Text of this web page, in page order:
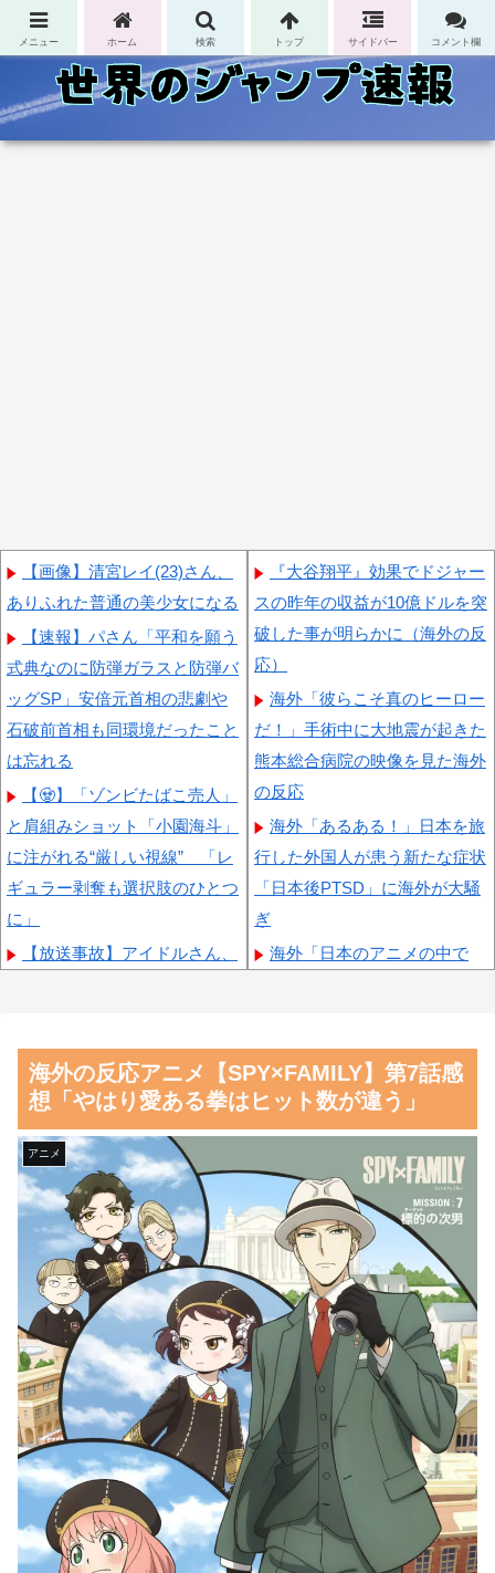
コンテンツへスキップ
【画像】清宮レイ(23)さん、
ありふれた普通の美少女になる
【速報】パさん「平和を願う
式典なのに防弾ガラスと防弾バ
ッグSP」安倍元首相の悲劇や
石破前首相も同環境だったこと
は忘れる
【🧟】「ゾンビたばこ売人」
と肩組みショット「小園海斗」
に注がれる“厳しい視線” 「レ
ギュラー剥奪も選択肢のひとつ
に」
【放送事故】アイドルさん、
ット騒然ｗｗｗ
【Pickup07092038】
【GIF動画】宮城の可愛すぎ
るチアさん、甲子園で発見され
る
【朗報】齋藤飛鳥、前屈みで
完全に見えてる動画が拡散され
てしまう…
磁気嵐、地球由来のイオンが
主導…JAXAの衛星「あらせ」
が観測！
舌を絡ませて、唾液交換して
── ちゅっちゅしながらの濃厚
エッ画像♪
海外「日本よ、お前がナンバ
ーワンだ」 熊本地震直後の日
本の対応のスピードに世界が衝
『大谷翔平』効果でドジャー
スの昨年の収益が10億ドルを突
破した事が明らかに（海外の反
応）
海外「彼らこそ真のヒーロー
だ！」手術中に大地震が起きた
熊本総合病院の映像を見た海外
の反応
海外「あるある！」日本を旅
行した外国人が患う新たな症状
「日本後PTSD」に海外が大騒
ぎ
海外「日本のアニメの中で
ね・・・！」【海外の反応】
日本人「敷地内に勝手に停め
た車がバチバチにブロックされ
ててウケた」→結末がめっちゃ
おもろいｗｗｗ【タイ人の反
応】
韓国人「韓国に10年間の出場
権剥奪や過去ワールドカップ、
オリンピック予選の記録削除を
要求するFIFA公式制裁を海外メ
ディアが報道！」
韓国人「韓国人の日本への好
感度が最高記録を達成した理
由」
韓国人「韓国サッカー協会の
性接待問題のとんでもない言い
訳がこちら…」→「もはや自白
海外の反応アニメ【SPY×FAMILY】第7話感
想「やはり愛ある拳はヒット数が違う」
アニメ
メニュー ホーム 検索 トップ サイドバー コメント欄